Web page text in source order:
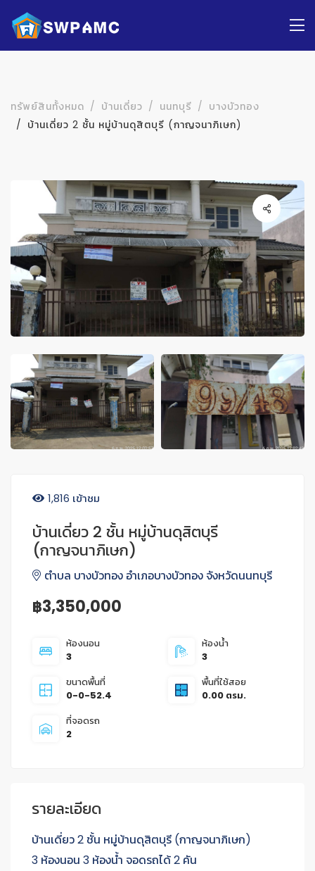
ทรัพย์สินทั้งหมด บ้านเดี่ยว นนทบุรี
บางบัวทอง
บ้านเดี่ยว 2 ชั้น หมู่บ้านดุสิตบุรี (กาญจนาภิเษก)
1,816 เข้าชม
บ้านเดี่ยว 2 ชั้น หมู่บ้านดุสิตบุรี
(กาญจนาภิเษก)
ตำบล บางบัวทอง อำเภอบางบัวทอง จังหวัดนนทบุรี
฿3,350,000
ห้องนอน
3
ห้องน้ำ
3
ขนาดพื้นที่
0-0-52.4
พื้นที่ใช้สอย
0.00 ตรม.
ที่จอดรถ
2
รายละเอียด
บ้านเดี่ยว 2 ชั้น หมู่บ้านดุสิตบุรี (กาญจนาภิเษก)
3 ห้องนอน 3 ห้องน้ำ จอดรถได้ 2 คัน